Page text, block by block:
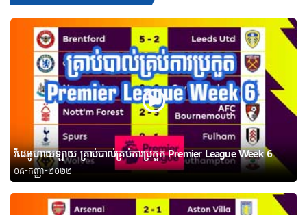
វីដេអូហាយឡាយ គ្រាប់បាល់គ្រប់ការប្រកួត Premier League Week 6
០៨-កញ្ញា-២០២២